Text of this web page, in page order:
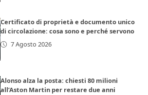
Certificato di proprietà e documento unico
di circolazione: cosa sono e perché servono
7 Agosto 2026
Alonso alza la posta: chiesti 80 milioni
all’Aston Martin per restare due anni